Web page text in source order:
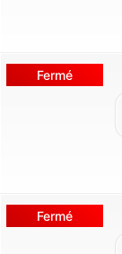
Fermé
Fermé